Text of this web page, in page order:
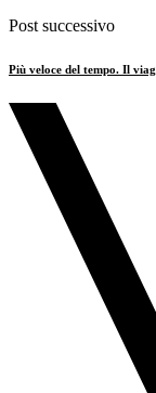
Post successivo
Più veloce del tempo. Il